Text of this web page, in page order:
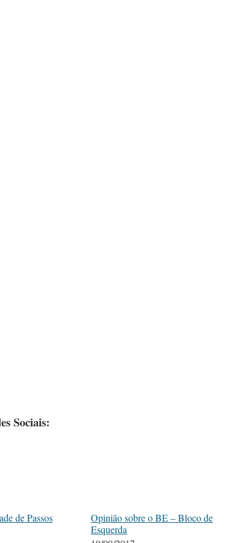
Sociais:
de Passos
Opinião sobre o BE – Bloco de
Esquerda